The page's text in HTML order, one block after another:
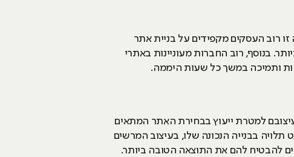
זו רוב העסקים מקפידים על בניית אתר
בנוסף, רוב החברות מעוניינות באתרי
ותמיכה במשך כל שעות היממה.
למטרת ייעוץ בבחירת האתר המתאים
תלויה בבנייה הנכונה שלו, בעיצוב המרשים
להבטיח להם את התוצאה הטובה ביותר.